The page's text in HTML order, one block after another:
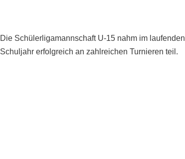
Die Schülerligamannschaft U-15 nahm im laufenden
Schuljahr erfolgreich an zahlreichen Turnieren teil.